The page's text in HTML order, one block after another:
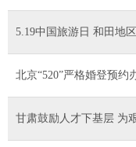
5.19中国旅游日 和田地
北京“520”严格婚登预约
甘肃鼓励人才下基层 为